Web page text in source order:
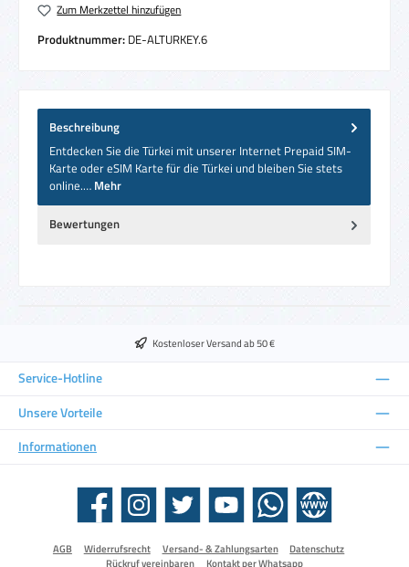
Zum Merkzettel hinzufügen
Produktnummer: DE-ALTURKEY.6
Beschreibung
Entdecken Sie die Türkei mit unserer Internet Prepaid SIM-
Karte oder eSIM Karte für die Türkei und bleiben Sie stets
online.… Mehr
Bewertungen
Kostenloser Versand ab 50 €
Service-Hotline
Unsere Vorteile
Informationen
Facebook Instagram Twitter YouTube WhatsApp Website
AGB Widerrufsrecht Versand- & Zahlungsarten
Datenschutz
Rückruf vereinbaren
Kontakt per Whatsapp